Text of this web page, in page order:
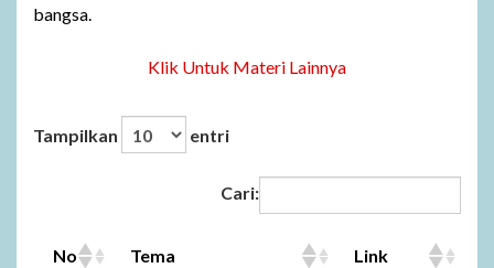
bangsa.
Klik Untuk Materi Lainnya
Tampilkan entri
Cari:
No Tema Link